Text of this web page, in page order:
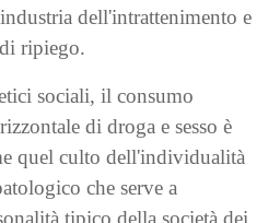
dell'intrattenimento e
ripiego.
sociali, il consumo
di droga e sesso è
quel culto dell'individualità
che serve a
tipico della società dei